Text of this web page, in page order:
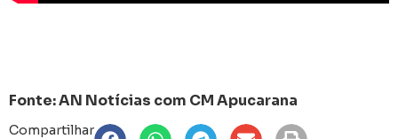
Fonte: AN Notícias com CM Apucarana
Compartilhar